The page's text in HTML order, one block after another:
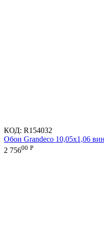
КОД: R154032
Обои Grandeco 10,05х1,06
2 75600 Р